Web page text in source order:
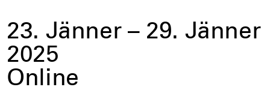
23. Jänner – 29. Jänner
2025
Online